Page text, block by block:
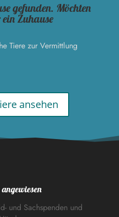
gefunden. Möchten
Zuhause
Tiere zur Vermittlung
ansehen
und Sachspenden und